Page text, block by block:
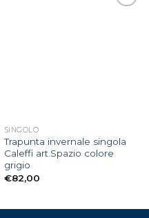
SINGOLO
Trapunta invernale singola
Caleffi art.Spazio colore
grigio
€82,00